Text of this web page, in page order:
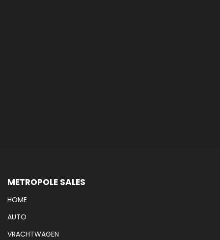
METROPOLE SALES
HOME
AUTO
VRACHTWAGEN